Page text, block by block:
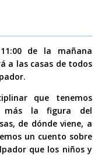
de la mañana
a las casas de todos
que tenemos
más la figura del
de dónde viene, a
un cuento sobre
que los niños y